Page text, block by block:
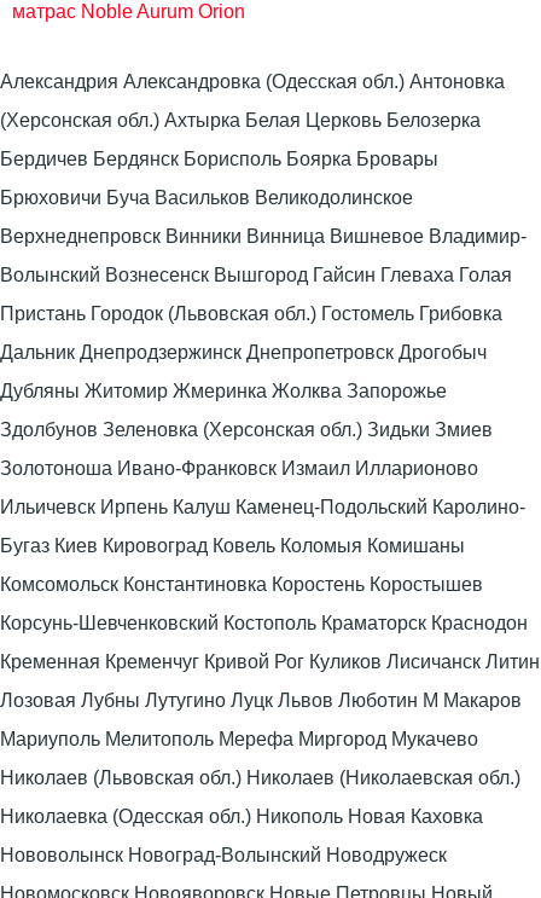
матрас Noble Aurum Orion
Александрия Александровка (Одесская обл.) Антоновка
(Херсонская обл.) Ахтырка Белая Церковь Белозерка
Бердичев Бердянск Борисполь Боярка Бровары
Брюховичи Буча Васильков Великодолинское
Верхнеднепровск Винники Винница Вишневое Владимир-
Волынский Вознесенск Вышгород Гайсин Глеваха Голая
Пристань Городок (Львовская обл.) Гостомель Грибовка
Дальник Днепродзержинск Днепропетровск Дрогобыч
Дубляны Житомир Жмеринка Жолква Запорожье
Здолбунов Зеленовка (Херсонская обл.) Зидьки Змиев
Золотоноша Ивано-Франковск Измаил Илларионово
Ильичевск Ирпень Калуш Каменец-Подольский Каролино-
Бугаз Киев Кировоград Ковель Коломыя Комишаны
Комсомольск Константиновка Коростень Коростышев
Корсунь-Шевченковский Костополь Краматорск Краснодон
Кременная Кременчуг Кривой Рог Куликов Лисичанск Литин
Лозовая Лубны Лутугино Луцк Львов Люботин М Макаров
Мариуполь Мелитополь Мерефа Миргород Мукачево
Николаев (Львовская обл.) Николаев (Николаевская обл.)
Николаевка (Одесская обл.) Никополь Новая Каховка
Нововолынск Новоград-Волынский Новодружеск